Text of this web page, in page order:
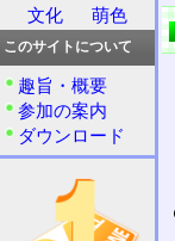
文化
萌色
このサイトについて
趣旨・概要
参加の案内
ダウンロード